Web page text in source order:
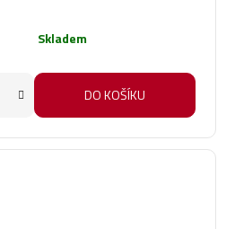
Skladem
DO KOŠÍKU